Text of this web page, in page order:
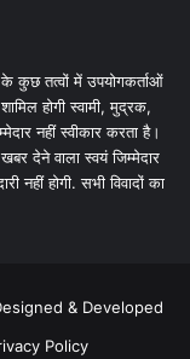
कुछ तत्वों में उपयोगकर्ताओं
होगी स्वामी, मुद्रक,
नहीं स्वीकार करता है।
देने वाला स्वयं जिम्मेदार
नहीं होगी. सभी विवादों का
& Developed
Policy